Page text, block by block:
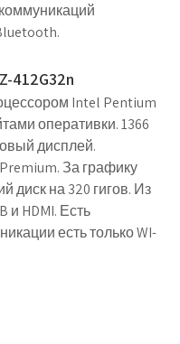
412G32n
Intel Pentium
оперативки. 1366
дисплей.
За графику
диск на 320 гигов. Из
и HDMI. Есть
есть только WI-